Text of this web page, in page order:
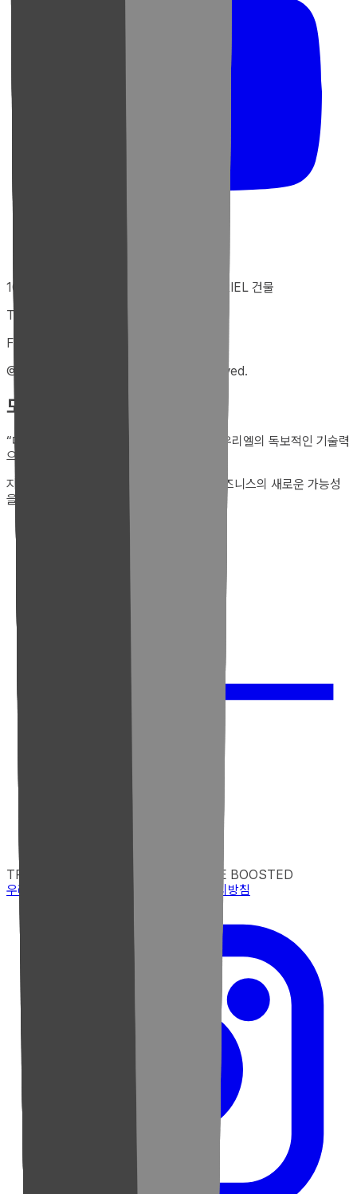
10546 경기도 고양시 덕양구 향기로 52, URIEL 건물
Tel : +82-31-922-9229
Fax : 02-332-9229
@2025 uriel electronics. All rights reserved.
도입 문의하기
“대규모 플랜트부터 맞춤형 AI 솔루션까지, 우리엘의 독보적인 기술력
으로 상상 이상의 가치를 경험해 보세요.
지금 바로 우리엘의 전문가에게 문의하고 비즈니스의 새로운 가능성
을 확인하세요.
TRUST ENGINEERED
PERFORMANCE BOOSTED
우리엘 소개
개인정보 처리방침